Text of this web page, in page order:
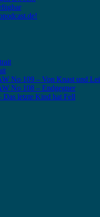
No 109 – Von Knast und
No 108 – Endgegner
letzte Kind hat Fell